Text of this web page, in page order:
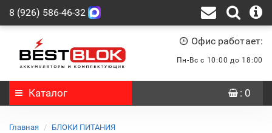
8 (926) 586-46-32
Офис работает:
Пн-Вс с 10:00 до 18:00
Каталог : 0
Главная БЛОКИ ПИТАНИЯ